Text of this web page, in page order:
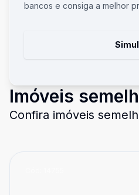
bancos e consiga a melhor
Imóveis
Confira imóveis